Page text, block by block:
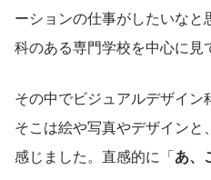
ーションの仕事がしたいな
科のある専門学校を中心に見
その中でビジュアルデザイン
そこは絵や写真やデザイン
感じました。直感的に「あ、